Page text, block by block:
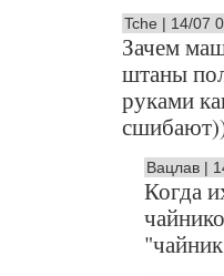
Tche | 14/07
Зачем
штаны
руками
Вацлав |
Когда